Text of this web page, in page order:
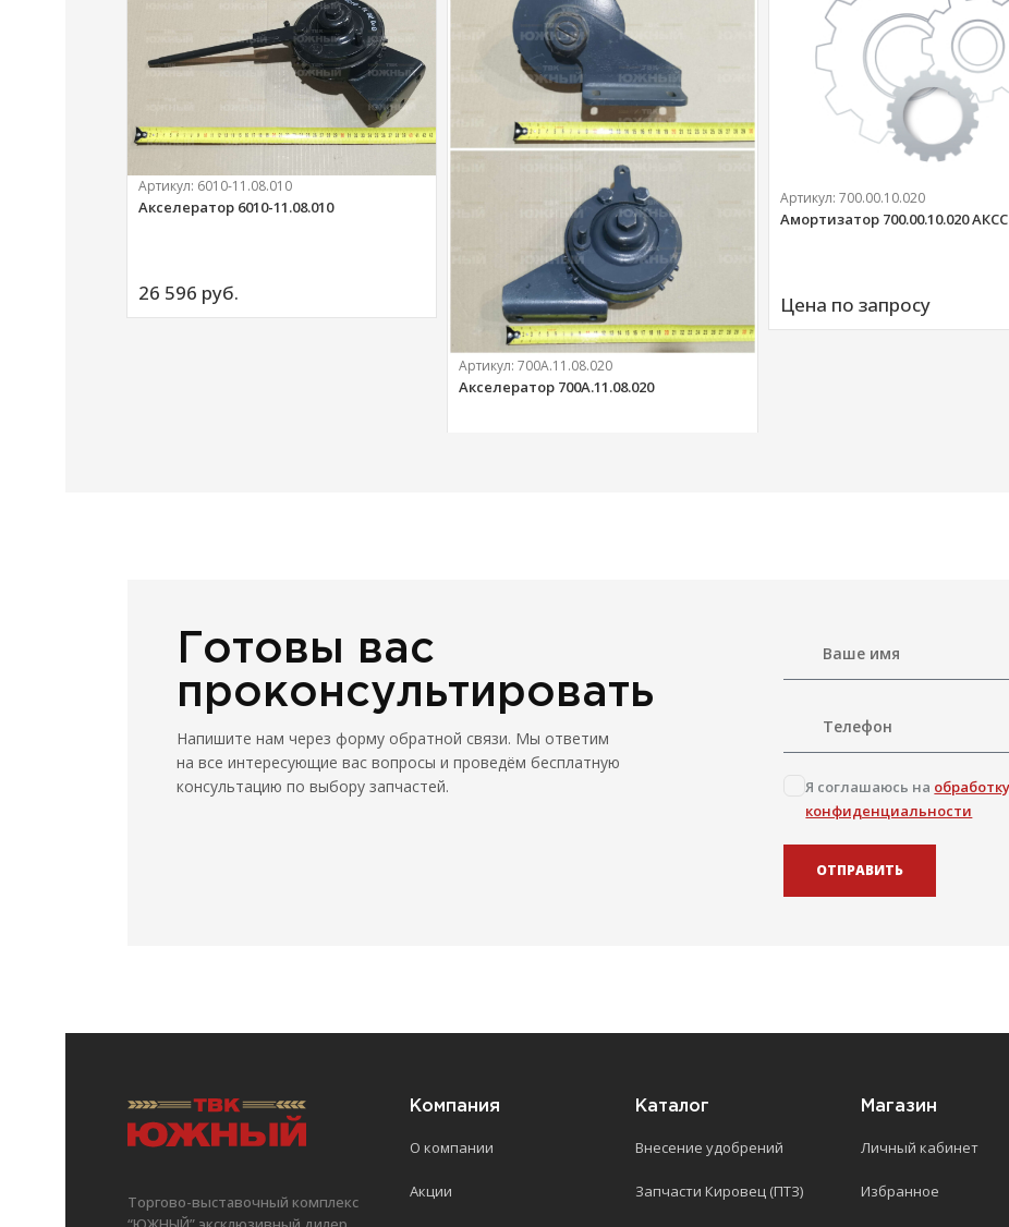
Артикул: 6010-11.08.010
Акселератор 6010-11.08.010
26 596 руб.
Артикул:700А.11.08.020
Акселератор 700А.11.08.020
Артикул:700.00.10.020
Амортизатор 700.00.10.020
Цена по запросу
Готовы вас
проконсультировать
Напишите нам через форму обратной связи. Мы ответим
на все интересующие вас вопросы и проведём бесплатную
консультацию по выбору запчастей.
Я соглашаюсь на
конфиденциальности
ОТПРАВИТЬ
Торгово-выставочный комплекс
Компания
О компании
Акции
Каталог
Внесение удобрений
Запчасти Кировец (ПТЗ)
Магазин
Личный кабинет
Избранное